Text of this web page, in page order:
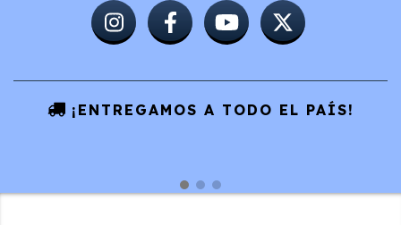
¡ENTREGAMOS A TODO EL PAÍS!